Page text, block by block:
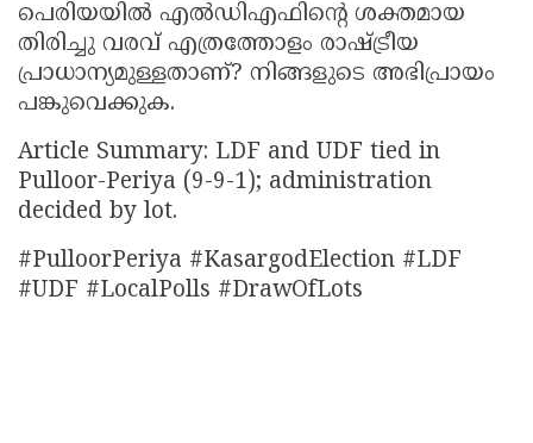
പെരിയയിൽ എൽഡിഎഫിൻ്റെ ശക്തമായ
തിരിച്ചു വരവ് എത്രത്തോളം രാഷ്ട്രീയ
പ്രാധാന്യമുള്ളതാണ്? നിങ്ങളുടെ അഭിപ്രായം
പങ്കുവെക്കുക.
Article Summary: LDF and UDF tied in
Pulloor-Periya (9-9-1); administration
decided by lot.
#PulloorPeriya #KasargodElection #LDF
#UDF #LocalPolls #DrawOfLots